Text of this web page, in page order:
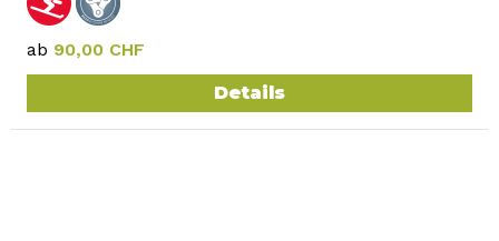
ab 90,00 CHF
Details